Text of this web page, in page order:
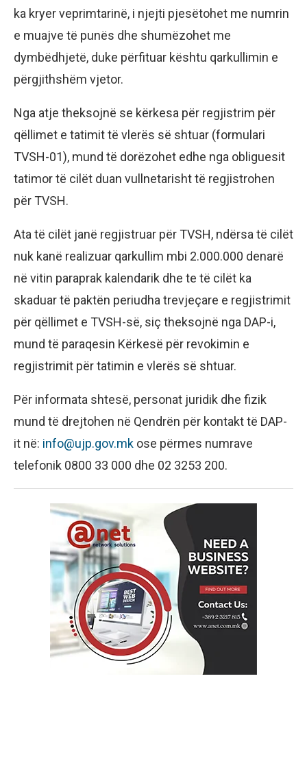
ka kryer veprimtarinë, i njejti pjesëtohet me numrin
e muajve të punës dhe shumëzohet me
dymbëdhjetë, duke përfituar kështu qarkullimin e
përgjithshëm vjetor.
Nga atje theksojnë se kërkesa për regjistrim për
qëllimet e tatimit të vlerës së shtuar (formulari
TVSH-01), mund të dorëzohet edhe nga obliguesit
tatimor të cilët duan vullnetarisht të regjistrohen
për TVSH.
Ata të cilët janë regjistruar për TVSH, ndërsa të cilët
nuk kanë realizuar qarkullim mbi 2.000.000 denarë
në vitin paraprak kalendarik dhe te të cilët ka
skaduar të paktën periudha trevjeçare e regjistrimit
për qëllimet e TVSH-së, siç theksojnë nga DAP-i,
mund të paraqesin Kërkesë për revokimin e
regjistrimit për tatimin e vlerës së shtuar.
Për informata shtesë, personat juridik dhe fizik
mund të drejtohen në Qendrën për kontakt të DAP-
it në: info@ujp.gov.mk ose përmes numrave
telefonik 0800 33 000 dhe 02 3253 200.